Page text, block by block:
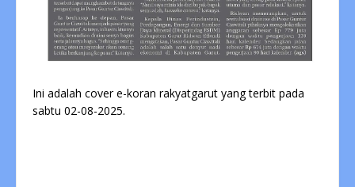
Ini adalah cover e-koran rakyatgarut yang terbit pada
sabtu 02-08-2025.